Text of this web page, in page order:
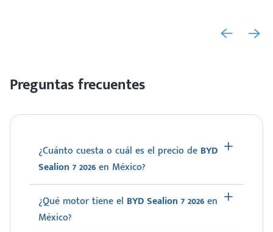
Preguntas frecuentes
¿Cuánto cuesta o cuál es el precio de BYD
Sealion 7 2026en México?
¿Qué motor tiene el BYD Sealion 7 2026en
México?